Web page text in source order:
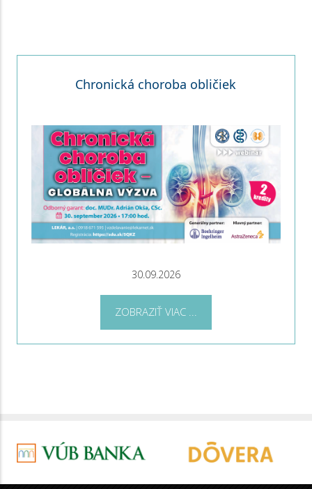
Chronická choroba obličiek
30.09.2026
ZOBRAZIŤ VIAC ...